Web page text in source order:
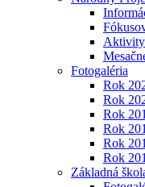
Fotogaléria
Rok
Rok
Rok
Rok
Rok
Rok
Základná